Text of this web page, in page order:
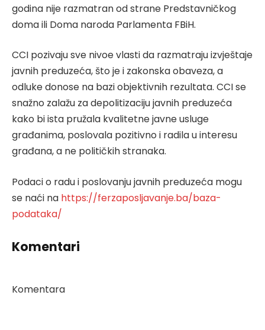
godina nije razmatran od strane Predstavničkog
doma ili Doma naroda Parlamenta FBiH.
CCI pozivaju sve nivoe vlasti da razmatraju izvještaje
javnih preduzeća, što je i zakonska obaveza, a
odluke donose na bazi objektivnih rezultata. CCI se
snažno zalažu za depolitizaciju javnih preduzeća
kako bi ista pružala kvalitetne javne usluge
građanima, poslovala pozitivno i radila u interesu
građana, a ne političkih stranaka.
Podaci o radu i poslovanju javnih preduzeća mogu
se naći na https://ferzaposljavanje.ba/baza-
podataka/
Komentari
Komentara